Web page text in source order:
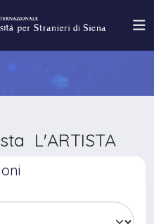
L'ARTISTA